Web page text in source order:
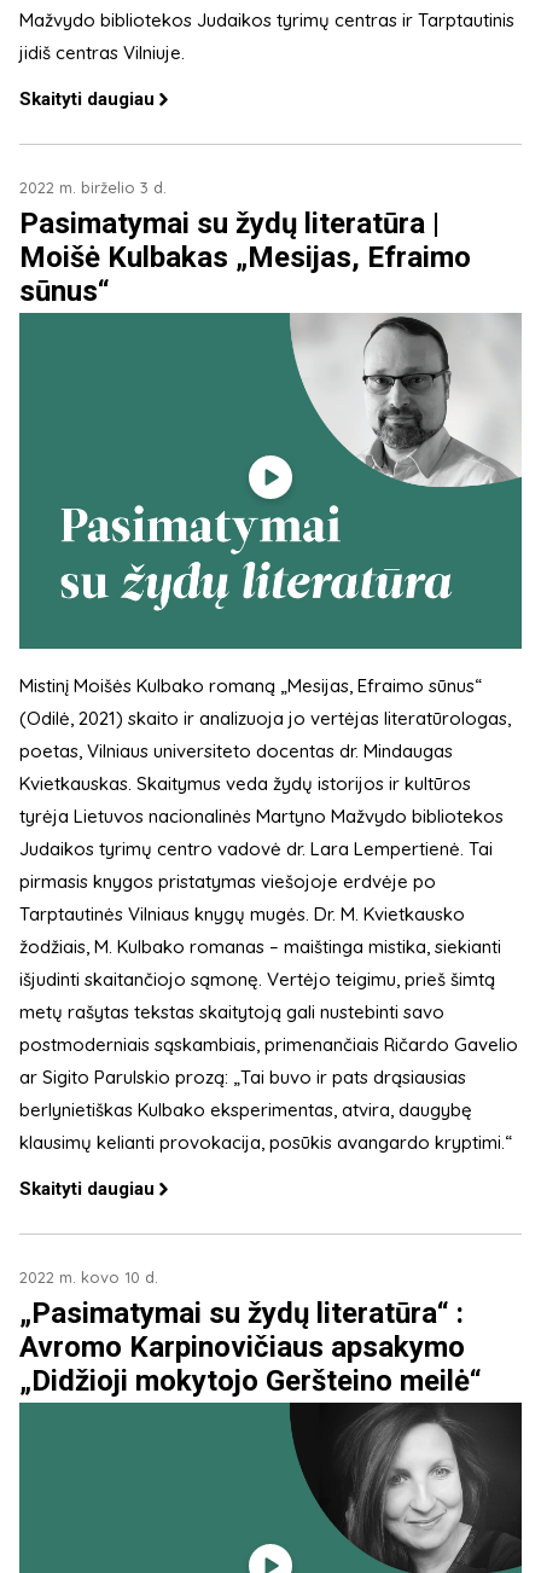
Mažvydo bibliotekos Judaikos tyrimų centras ir Tarptautinis
jidiš centras Vilniuje.
Skaityti daugiau
2022 m. birželio 3 d.
Pasimatymai su žydų literatūra |
Moišė Kulbakas „Mesijas, Efraimo
sūnus“
Mistinį Moišės Kulbako romaną „Mesijas, Efraimo sūnus“
(Odilė, 2021) skaito ir analizuoja jo vertėjas literatūrologas,
poetas, Vilniaus universiteto docentas dr. Mindaugas
Kvietkauskas. Skaitymus veda žydų istorijos ir kultūros
tyrėja Lietuvos nacionalinės Martyno Mažvydo bibliotekos
Judaikos tyrimų centro vadovė dr. Lara Lempertienė. Tai
pirmasis knygos pristatymas viešojoje erdvėje po
Tarptautinės Vilniaus knygų mugės. Dr. M. Kvietkausko
žodžiais, M. Kulbako romanas – maištinga mistika, siekianti
išjudinti skaitančiojo sąmonę. Vertėjo teigimu, prieš šimtą
metų rašytas tekstas skaitytoją gali nustebinti savo
postmoderniais sąskambiais, primenančiais Ričardo Gavelio
ar Sigito Parulskio prozą: „Tai buvo ir pats drąsiausias
berlynietiškas Kulbako eksperimentas, atvira, daugybę
klausimų kelianti provokacija, posūkis avangardo kryptimi.“
Skaityti daugiau
2022 m. kovo 10 d.
„Pasimatymai su žydų literatūra“ :
Avromo Karpinovičiaus apsakymo
„Didžioji mokytojo Geršteino meilė“